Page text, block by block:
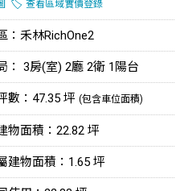
🏷️ 查看區域實價登錄
：禾林RichOne2
： 3房(室) 2廳 2衛 1陽台
數：47.35 坪 (包含車位面積)
物面積：22.82 坪
建物面積：1.65 坪